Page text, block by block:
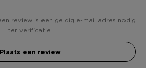
review is een geldig e-mail adres nodig
ter verificatie.
Plaats een review